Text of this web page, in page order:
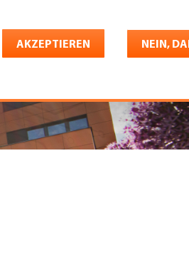
AKZEPTIEREN NEIN,
Shop Konto